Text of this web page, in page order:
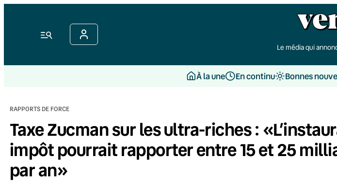
Menu
Le média qui
À la une En continu Bonnes
RAPPORTS DE FORCE
Taxe Zucman sur les ultra-riches :
impôt pourrait rapporter entre 15 et 25
par an»